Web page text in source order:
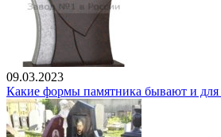
09.03.2023
Какие формы памятника бывают и для